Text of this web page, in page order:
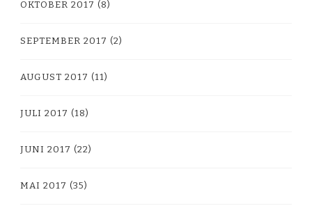
OKTOBER 2017 (8)
SEPTEMBER 2017 (2)
AUGUST 2017 (11)
JULI 2017 (18)
JUNI 2017 (22)
MAI 2017 (35)